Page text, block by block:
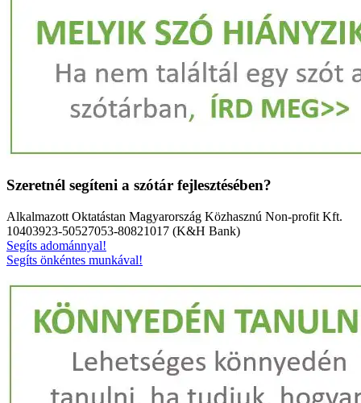
Szeretnél segíteni a szótár fejlesztésében?
Alkalmazott Oktatástan Magyarország Közhasznú Non-profit Kft.
10403923-50527053-80821017 (K&H Bank)
Segíts adománnyal!
Segíts önkéntes munkával!